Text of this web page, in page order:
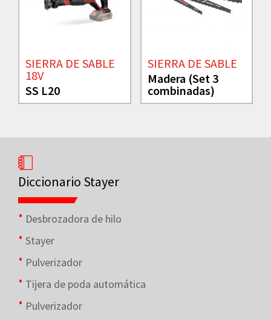
SIERRA DE SABLE
18V
SS L20
SIERRA DE SABLE
Madera (Set 3
combinadas)
Diccionario Stayer
Desbrozadora de hilo
Stayer
Pulverizador
Tijera de poda automática
Pulverizador